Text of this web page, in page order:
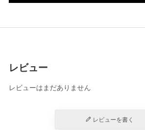
レビュー
レビューはまだありません
レビューを書く